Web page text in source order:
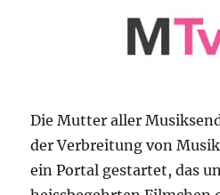
Die Mutter aller
der Verbreitung von
ein Portal gestartet, das